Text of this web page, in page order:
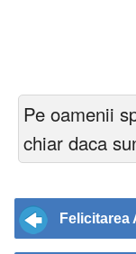
Pe oamenii
chiar daca
Felicitarea